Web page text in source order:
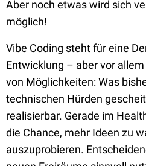
Aber noch etwas wird sich
möglich!
Vibe Coding steht für eine
Entwicklung – aber vor
von Möglichkeiten: Was
technischen Hürden
realisierbar. Gerade im
die Chance, mehr Ideen zu
auszuprobieren.